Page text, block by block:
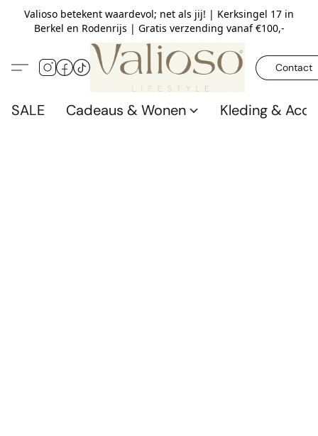
Valioso betekent waardevol; net als jij! | Kerksingel 17 in
Berkel en Rodenrijs | Gratis verzending vanaf €100,-
Contact
SALE Cadeaus & Wonen Kleding &